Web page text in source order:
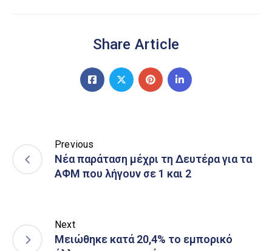
Share Article
Previous
Νέα παράταση μέχρι τη Δευτέρα για τα
ΑΦΜ που λήγουν σε 1 και 2
Next
Μειώθηκε κατά 20,4% το εμπορικό